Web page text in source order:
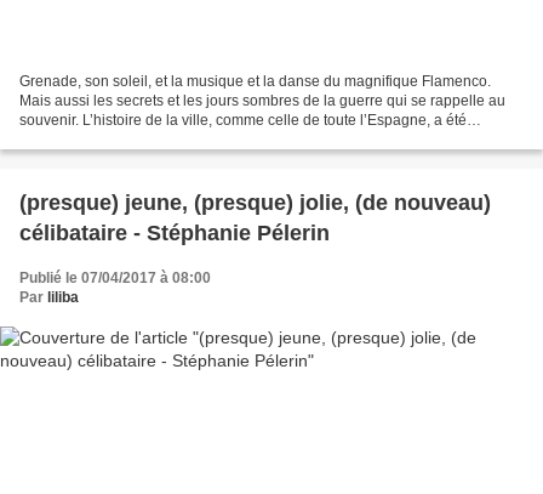
Grenade, son soleil, et la musique et la danse du magnifique Flamenco.
Mais aussi les secrets et les jours sombres de la guerre qui se rappelle au
souvenir. L’histoire de la ville, comme celle de toute l’Espagne, a été
(presque) jeune, (presque) jolie, (de nouveau)
célibataire - Stéphanie Pélerin
Publié le 07/04/2017 à 08:00
Par liliba